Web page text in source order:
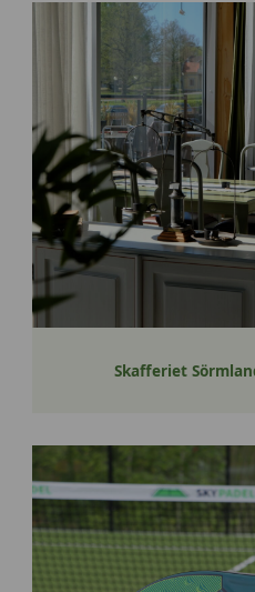
Skafferiet